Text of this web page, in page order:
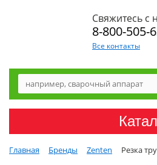
Свяжитесь с
8-800-505-
Все контакты
Главная Бренды Zenten Резка